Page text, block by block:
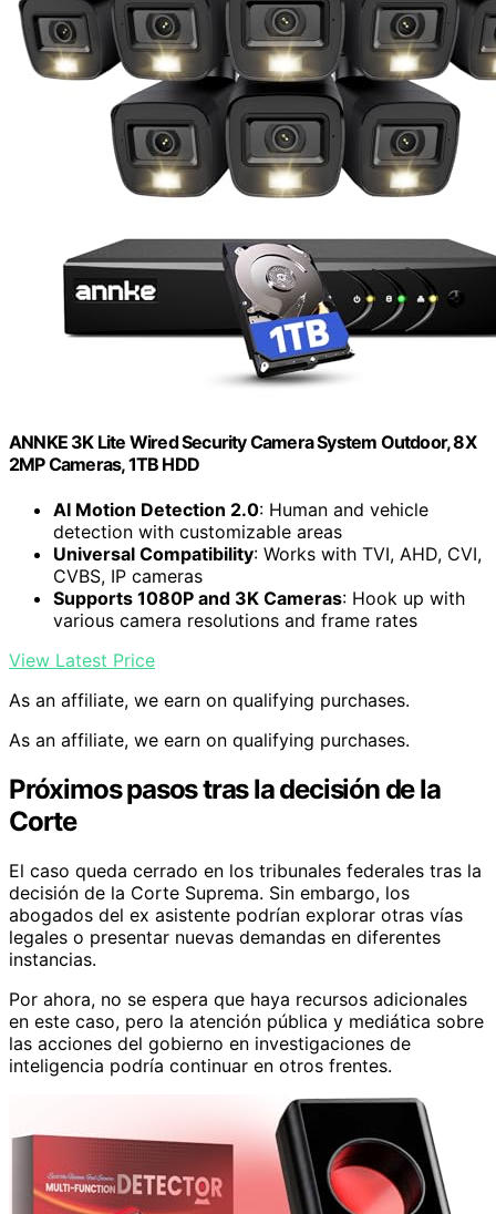
ANNKE 3K Lite Wired Security Camera System Outdoor, 8X
2MP Cameras, 1TB HDD
AI Motion Detection 2.0: Human and vehicle
detection with customizable areas
Universal Compatibility: Works with TVI, AHD, CVI,
CVBS, IP cameras
Supports 1080P and 3K Cameras: Hook up with
various camera resolutions and frame rates
View Latest Price
As an affiliate, we earn on qualifying purchases.
As an affiliate, we earn on qualifying purchases.
Próximos pasos tras la decisión de la
Corte
El caso queda cerrado en los tribunales federales tras la
decisión de la Corte Suprema. Sin embargo, los
abogados del ex asistente podrían explorar otras vías
legales o presentar nuevas demandas en diferentes
instancias.
Por ahora, no se espera que haya recursos adicionales
en este caso, pero la atención pública y mediática sobre
las acciones del gobierno en investigaciones de
inteligencia podría continuar en otros frentes.